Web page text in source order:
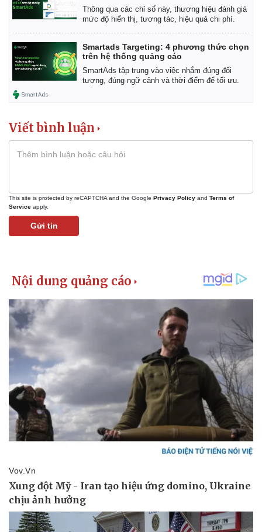
Bất động sản
Khởi nghiệp
Thông qua các chỉ số này, thương hiệu đánh giá
mức độ hiển thị, tương tác, hiệu quả chi phí.
Smartads Targeting: 4 phương thức chọn
trên hệ thống quảng cáo
SmartAds tập trung vào việc nhắm đúng đối
tượng, đúng ngữ cảnh và thời điểm để tối ưu.
Viết bình luận
This site is protected by reCAPTCHA and the Google Privacy Policy and Terms of
Service apply.
Gửi tin